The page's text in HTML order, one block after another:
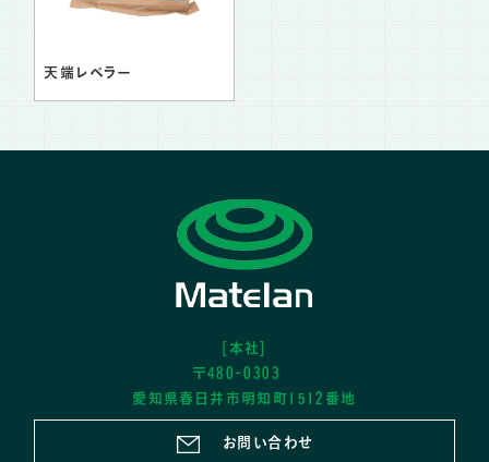
天端レベラー
[本社]
〒480-0303
愛知県春日井市明知町1512番地
お問い合わせ